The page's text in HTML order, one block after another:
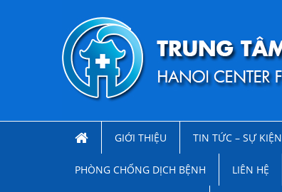
GIỚI THIỆU TIN TỨC – SỰ KIỆN
PHÒNG CHỐNG DỊCH BỆNH LIÊN HỆ